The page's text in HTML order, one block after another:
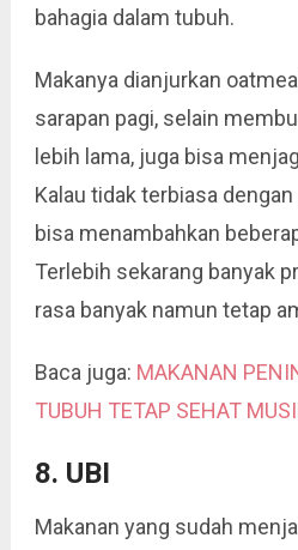
bahagia dalam tubuh.
Makanya dianjurkan
sarapan pagi, selain
lebih lama, juga bisa
Kalau tidak terbiasa
bisa menambahkan
Terlebih sekarang banyak
rasa banyak namun tetap
Baca juga: MAKANAN
TUBUH TETAP SEHAT
8. UBI
Makanan yang sudah